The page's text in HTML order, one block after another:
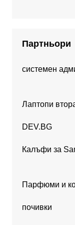
Партньори
системен
Лаптопи
DEV.BG
Калъфи за
Парфюми и
почивки